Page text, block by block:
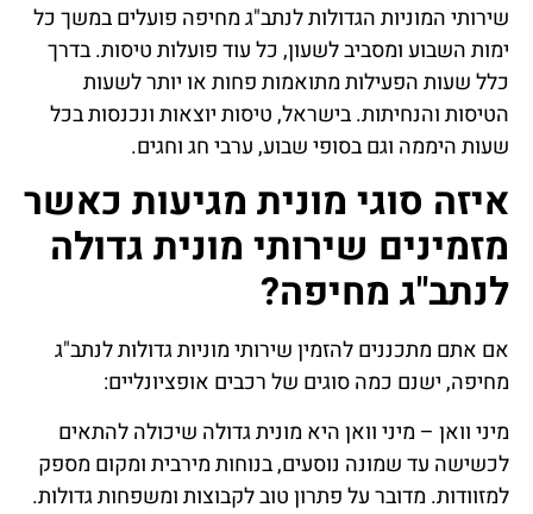
שירותי המוניות הגדולות לנתב"ג מחיפה פועלים במשך כל
ימות השבוע ומסביב לשעון, כל עוד פועלות טיסות. בדרך
כלל שעות הפעילות מתואמות פחות או יותר לשעות
הטיסות והנחיתות. בישראל, טיסות יוצאות ונכנסות בכל
שעות היממה וגם בסופי שבוע, ערבי חג וחגים.
איזה סוגי מונית מגיעות כאשר
מזמינים שירותי מונית גדולה
לנתב"ג מחיפה?
אם אתם מתכננים להזמין שירותי מוניות גדולות לנתב"ג
מחיפה, ישנם כמה סוגים של רכבים אופציונליים:
מיני וואן – מיני וואן היא מונית גדולה שיכולה להתאים
לכשישה עד שמונה נוסעים, בנוחות מירבית ומקום מספק
למזוודות. מדובר על פתרון טוב לקבוצות ומשפחות גדולות.